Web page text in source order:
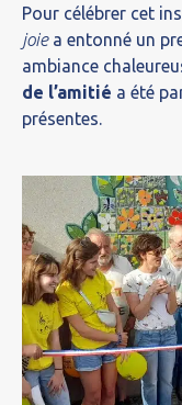
Pour célébrer cet
joiea entonné un
ambiance
de l’amitié a été
présentes.